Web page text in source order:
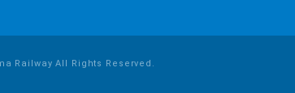
Railway All Rights Reserved.